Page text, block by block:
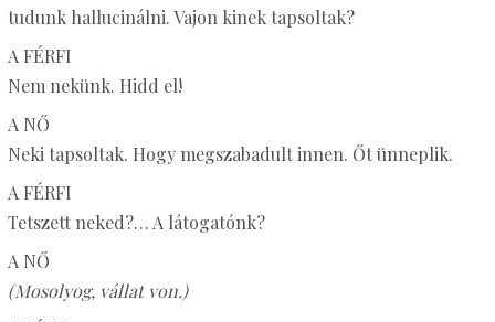
tudunk hallucinálni. Vajon kinek tapsoltak?
A FÉRFI
Nem nekünk. Hidd el!
A NŐ
Neki tapsoltak. Hogy megszabadult innen. Őt ünneplik.
A FÉRFI
Tetszett neked?… A látogatónk?
A NŐ
(Mosolyog, vállat von.)